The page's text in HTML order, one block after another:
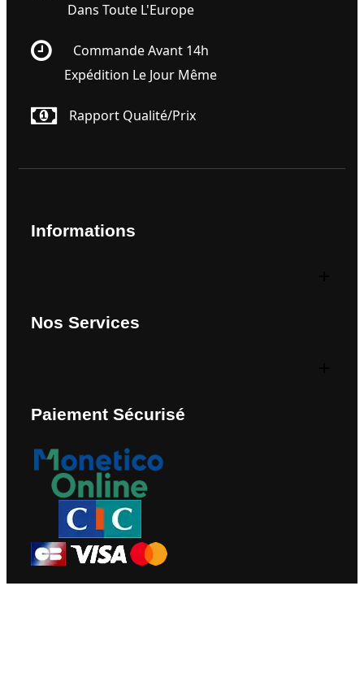
Dans Toute L'Europe
Commande Avant 14h
Expédition Le Jour Même
Rapport Qualité/prix
Informations
Nos Services
Paiement Sécurisé